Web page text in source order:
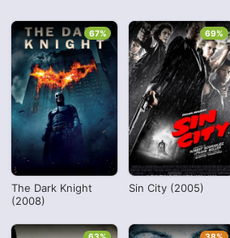
The Dark Knight
(2008)
67%
Sin City (2005)
69%